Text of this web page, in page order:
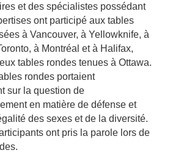
et des spécialistes possédant
ont participé aux tables
à Vancouver, à Yellowknife, à
à Montréal et à Halifax,
tables rondes tenues à Ottawa.
rondes portaient
sur la question de
en matière de défense et
des sexes et de la diversité.
ont pris la parole lors de